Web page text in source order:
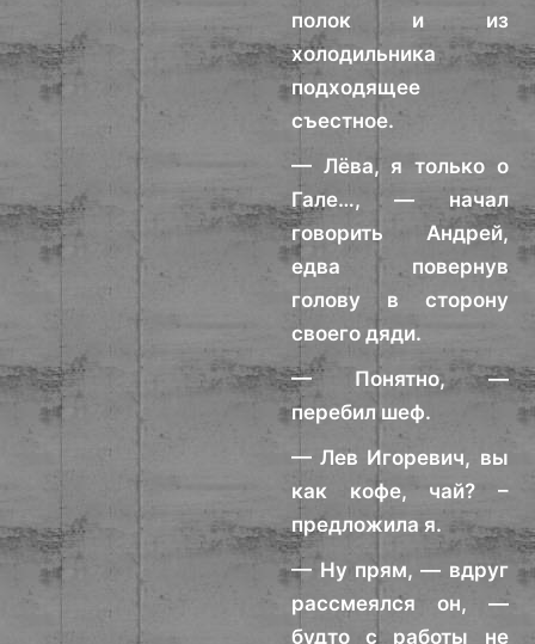
полок и из
холодильника
подходящее
съестное.
— Лёва, я только о
Гале…, — начал
говорить Андрей,
едва повернув
голову в сторону
своего дяди.
— Понятно, —
перебил шеф.
— Лев Игоревич, вы
как кофе, чай? –
предложила я.
— Ну прям, — вдруг
рассмеялся он, —
будто с работы не